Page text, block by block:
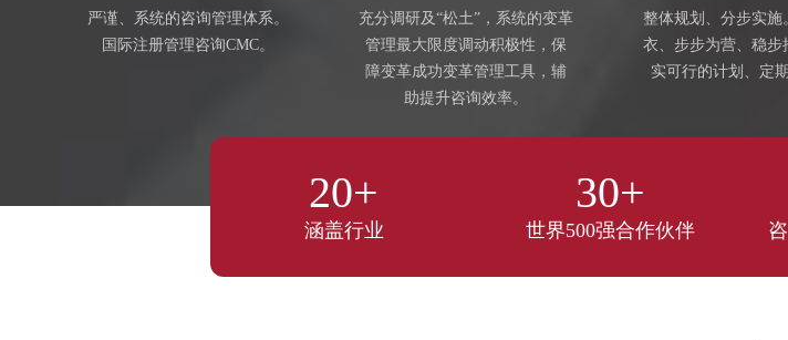
严谨、系统的咨询管理体系。
国际注册管理咨询CMC。
充分调研及“松土”，系统的变革
管理最大限度调动积极性，保
障变革成功变革管理工具，辅
助提升咨询效率。
整体规划、分步实施
衣、步步为营、稳步
实可行的计划、定期
20+
涵盖行业
30+
世界500强合作伙伴